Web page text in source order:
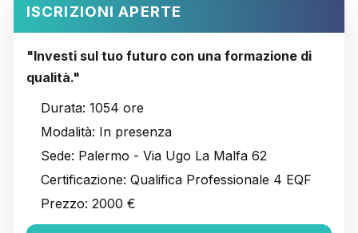
ISCRIZIONI APERTE
"Investi sul tuo futuro con una formazione di
qualità."
Durata: 1054 ore
Modalità: In presenza
Sede: Palermo - Via Ugo La Malfa 62
Certificazione: Qualifica Professionale 4 EQF
Prezzo: 2000 €